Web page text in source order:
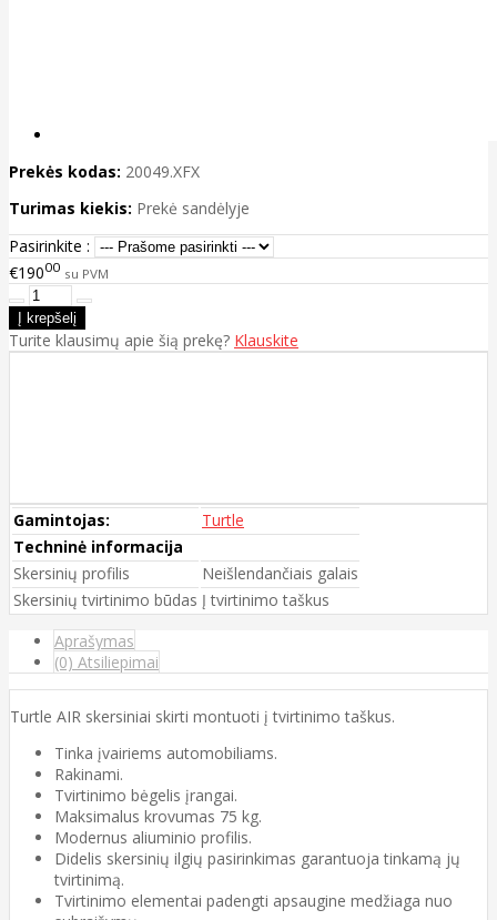
Prekės kodas: 20049.XFX
Turimas kiekis: Prekė sandėlyje
Pasirinkite :
€19000 su PVM
Turite klausimų apie šią prekę? Klauskite
Gamintojas:
Turtle
Techninė informacija
Skersinių profilis
Neišlendančiais galais
Skersinių tvirtinimo būdas Į tvirtinimo taškus
Aprašymas
(0) Atsiliepimai
Turtle AIR skersiniai skirti montuoti į tvirtinimo taškus.
Tinka įvairiems automobiliams.
Rakinami.
Tvirtinimo bėgelis įrangai.
Maksimalus krovumas 75 kg.
Modernus aliuminio profilis.
Didelis skersinių ilgių pasirinkimas garantuoja tinkamą jų
tvirtinimą.
Tvirtinimo elementai padengti apsaugine medžiaga nuo